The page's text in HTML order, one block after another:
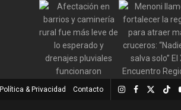
Política & Privacidad Contacto